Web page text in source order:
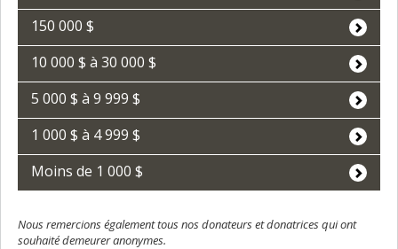
150 000 $
10 000 $ à 30 000 $
5 000 $ à 9 999 $
1 000 $ à 4 999 $
Moins de 1 000 $
Nous remercions également tous nos donateurs et donatrices qui ont
souhaité demeurer anonymes.